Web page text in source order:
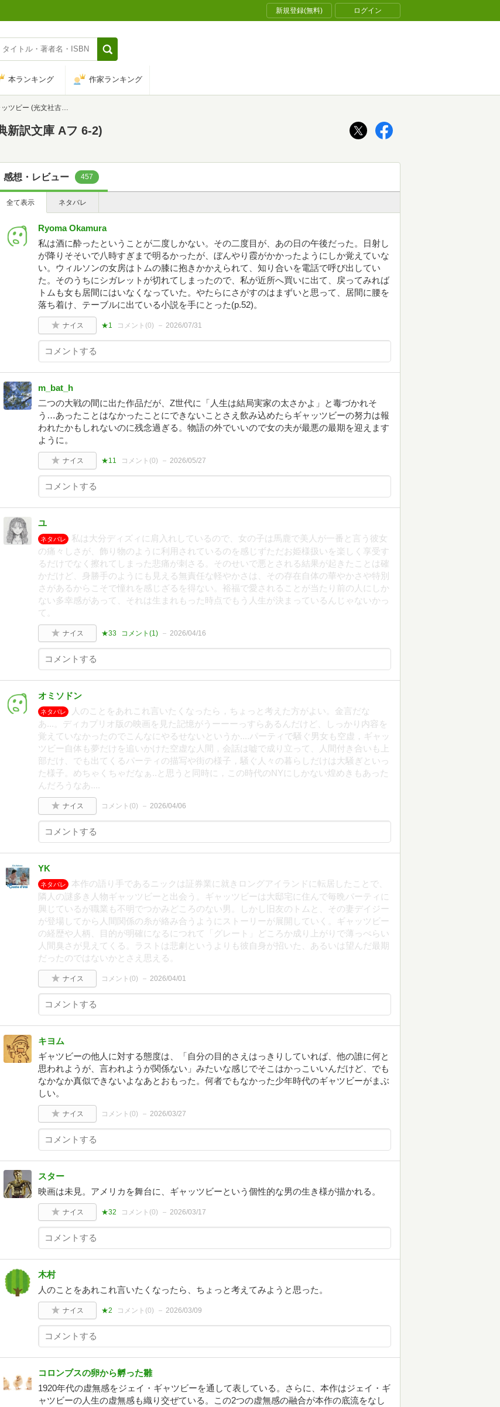
新規登録(無料) ログイン
本ランキング 作家ランキング
(光文社古典新訳文庫 Aフ 6-2)
新訳文庫 Aフ 6-2)
感想・レビュー 457
全て表示 ネタバレ
Ryoma Okamura
私は酒に酔ったということが二度しかない。その二度目が、あの日の午後だった。日射し
が降りそそいで八時すぎまで明るかったが、ぼんやり霞がかかったようにしか覚えていな
い。ウィルソンの女房はトムの膝に抱きかかえられて、知り合いを電話で呼び出してい
た。そのうちにシガレットが切れてしまったので、私が近所へ買いに出て、戻ってみれば
トムも女も居間にはいなくなっていた。やたらにさがすのはまずいと思って、居間に腰を
落ち着け、テーブルに出ている小説を手にとった(p.52)。
ナイス ★1 コメント(0) 2026/07/31
m_bat_h
二つの大戦の間に出た作品だが、Z世代に「人生は結局実家の太さかよ」と毒づかれそ
う…あったことはなかったことにできないことさえ飲み込めたらギャッツビーの努力は報
われたかもしれないのに残念過ぎる。物語の外でいいので女の夫が最悪の最期を迎えます
ように。
ナイス ★11 コメント(0) 2026/05/27
ユ
ネタバレ
私は大分ディズィに肩入れしているので、女の子は馬鹿で美人が一番と言う彼女
の痛々しさが、飾り物のように利用されているのを感じずただお姫様扱いを楽しく享受す
るだけでなく擦れてしまった悲痛が刺さる。そのせいで悪とされる結果が起きたことは確
かだけど、身勝手のようにも見える無責任な軽やかさは、その存在自体の華やかさや特別
さがあるからこそで憧れを感じざるを得ない。裕福で愛されることが当たり前の人にしか
ない多幸感があって、それは生まれもった時点でもう人生が決まっているんじゃないかっ
て。
ナイス ★33 コメント(1) 2026/04/16
オミソドン
ネタバレ
人のことをあれこれ言いたくなったら，ちょっと考えた方がよい。金言だな
あ...。ディカプリオ版の映画を見た記憶がうーーーっすらあるんだけど、しっかり内容を
覚えていなかったのでこんなにやるせないというか....パーティで騒ぐ男女も空虚，ギャッ
ツビー自体も夢だけを追いかけた空虚な人間，会話は嘘で成り立って、人間付き合いも上
部だけ、でも出てくるパーティの描写や街の様子，騒ぐ人々の暮らしだけは大騒ぎといっ
た様子。めちゃくちゃだなぁ..と思うと同時に，この時代のNYにしかない煌めきもあった
んだろうなあ....
ナイス コメント(0) 2026/04/06
YK
ネタバレ
本作の語り手であるニックは証券業に就きロングアイランドに転居したことで、
隣人の謎多き人物ギャッツビーと出会う。ギャッツビーは大邸宅に住んで毎晩パーティに
興じているが職業も不明でつかみどころのない男。しかし旧友のトムと、その妻デイジー
が登場してから人間関係の糸が絡み合うようにストーリーが展開していく。ギャッツビー
の経歴や人柄、目的が明確になるにつれて「グレート」どころか成り上がりで薄っぺらい
人間臭さが見えてくる。ラストは悲劇というよりも彼自身が招いた、あるいは望んだ最期
だったのではないかとさえ思える。
ナイス コメント(0) 2026/04/01
キヨム
ギャツビーの他人に対する態度は、「自分の目的さえはっきりしていれば、他の誰に何と
思われようが、言われようが関係ない」みたいな感じでそこはかっこいいんだけど、でも
なかなか真似できないよなあとおもった。何者でもなかった少年時代のギャツビーがまぶ
しい。
ナイス コメント(0) 2026/03/27
スター
映画は未見。アメリカを舞台に、ギャッツビーという個性的な男の生き様が描かれる。
ナイス ★32 コメント(0) 2026/03/17
木村
人のことをあれこれ言いたくなったら、ちょっと考えてみようと思った。
ナイス ★2 コメント(0) 2026/03/09
コロンブスの卵から孵った雛
1920年代の虚無感をジェイ・ギャツビーを通して表している。さらに、本作はジェイ・ギ
ャツビーの人生の虚無感も織り交ぜている。この2つの虚無感の融合が本作の底流をなし